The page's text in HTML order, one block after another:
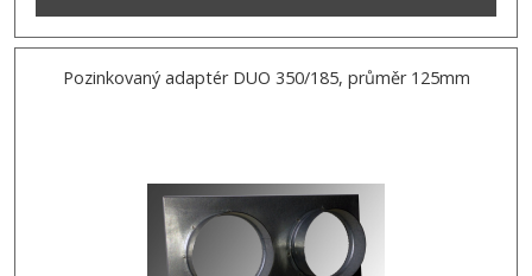
Pozinkovaný adaptér DUO 350/185, průměr 125mm